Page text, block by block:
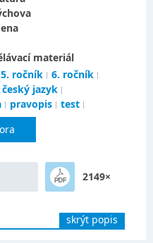
materiál
5. ročník
6. ročník
český jazyk
pravopis
test
2149×
skrýt popis